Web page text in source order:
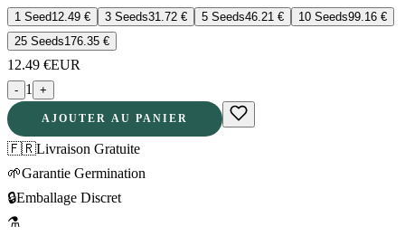
1 Seed12.49 € 3 Seeds31.72 € 5 Seeds46.21 € 10 Seeds99.16 €
25 Seeds176.35 €
12.49 €EUR
- 1 +
AJOUTER AU PANIER
🇫🇷Livraison Gratuite
🌱Garantie Germination
🔒Emballage Discret
⚗